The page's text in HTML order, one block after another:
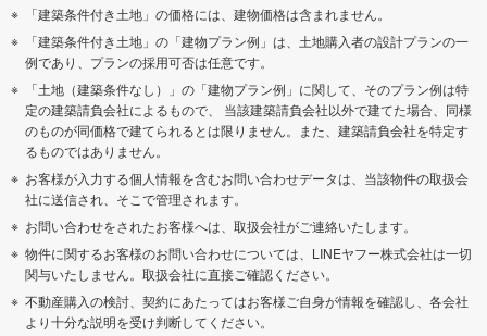
「建築条件付き土地」の価格には、建物価格は含まれません。
「建築条件付き土地」の「建物プラン例」は、土地購入者の設計プランの一
例であり、プランの採用可否は任意です。
「土地（建築条件なし）」の「建物プラン例」に関して、そのプラン例は特
定の建築請負会社によるもので、 当該建築請負会社以外で建てた場合、同様
のものが同価格で建てられるとは限りません。また、建築請負会社を特定す
るものではありません。
お客様が入力する個人情報を含むお問い合わせデータは、当該物件の取扱会
社に送信され、そこで管理されます。
お問い合わせをされたお客様へは、取扱会社がご連絡いたします。
物件に関するお客様のお問い合わせについては、LINEヤフー株式会社は一切
関与いたしません。取扱会社に直接ご確認ください。
不動産購入の検討、契約にあたってはお客様ご自身が情報を確認し、各会社
より十分な説明を受け判断してください。